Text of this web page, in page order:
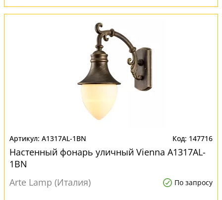
A1317AL-1BN 147716
Настенный фонарь уличный Vienna A1317AL-
1BN
Arte Lamp (Италия)
По запросу